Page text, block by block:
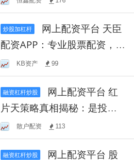
炒股加杠杆
配资APP：专业股票配资，助
您财富增值！
KB资产 99
融资杠杆炒股
片天策略真相揭秘：是投资
利器还是骗局？一探究竟！
散户配资 113
融资杠杆炒股